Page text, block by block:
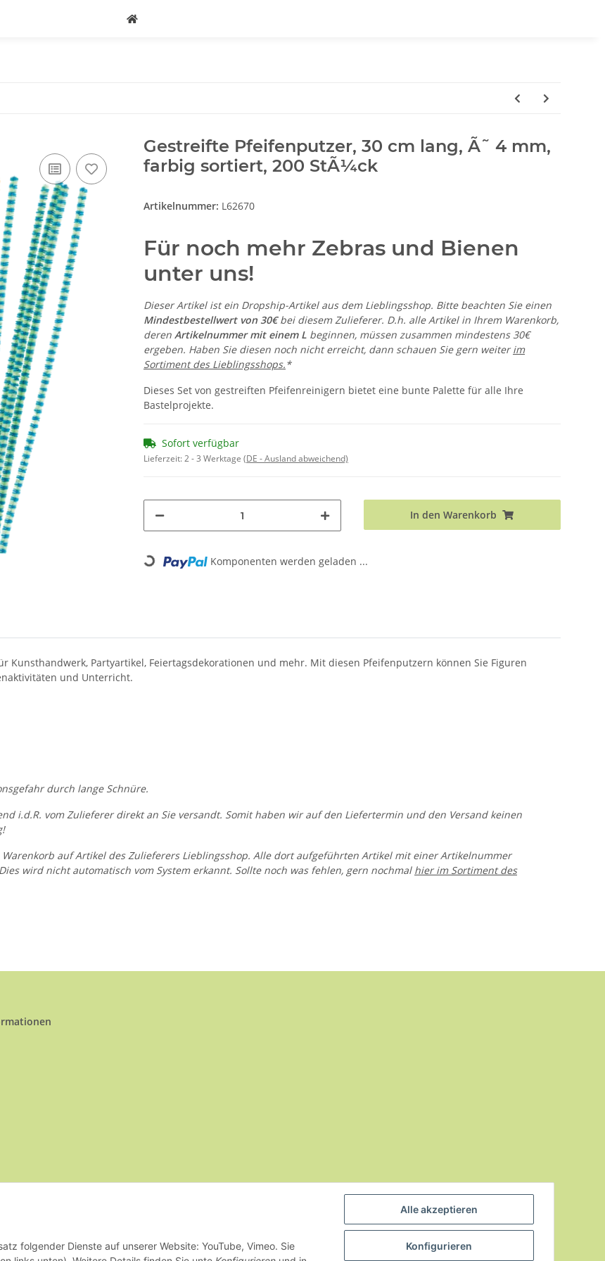
Gestreifte Pfeifenputzer, 30 cm lang, Ã˜ 4 mm,
farbig sortiert, 200 StÃ¼ck
Artikelnummer: L62670
Für noch mehr Zebras und Bienen
unter uns!
Dieser Artikel ist ein Dropship-Artikel aus dem Lieblingsshop. Bitte beachten Sie einen
Mindestbestellwert von 30€bei diesem Zulieferer. D.h. alle Artikel in Ihrem Warenkorb,
deren Artikelnummer mit einem L beginnen, müssen zusammen mindestens 30€
ergeben. Haben Sie diesen noch nicht erreicht, dann schauen Sie gern weiterim
Sortiment des Lieblingsshops.*
Dieses Set von gestreiften Pfeifenreinigern bietet eine bunte Palette für alle Ihre
Bastelprojekte.
Sofort verfügbar
Lieferzeit:2 - 3 Werktage (DE - Ausland abweichend)
In den Warenkorb
Loading... Komponenten werden geladen ...
Partyartikel, Feiertagsdekorationen und mehr. Mit diesen Pfeifenputzern können Sie Figuren
und Unterricht.
durch lange Schnüre.
i.d.R. vom Zulieferer direkt an Sie versandt. Somit haben wir auf den Liefertermin und den Versand keinen
auf Artikel des Zulieferers Lieblingsshop. Alle dort aufgeführten Artikel mit einer Artikelnummer
wird nicht automatisch vom System erkannt. Sollte noch was fehlen, gern nochmal hier im Sortiment des
folgender Dienste auf unserer Website: YouTube, Vimeo. Sie
Alle akzeptieren
Konfigurieren